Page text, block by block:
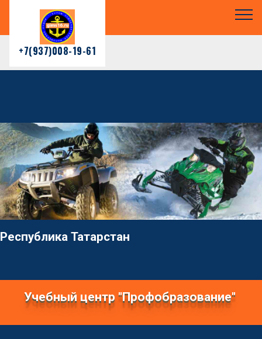
+7(937)008-19-61
Республика Татарстан
Учебный центр "Профобразование"